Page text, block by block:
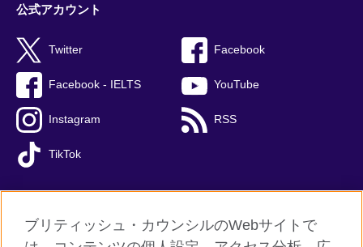
公式アカウント
Twitter Facebook
Facebook - IELTS YouTube
Instagram RSS
TikTok
ブリティッシュ・カウンシルのWebサイトで